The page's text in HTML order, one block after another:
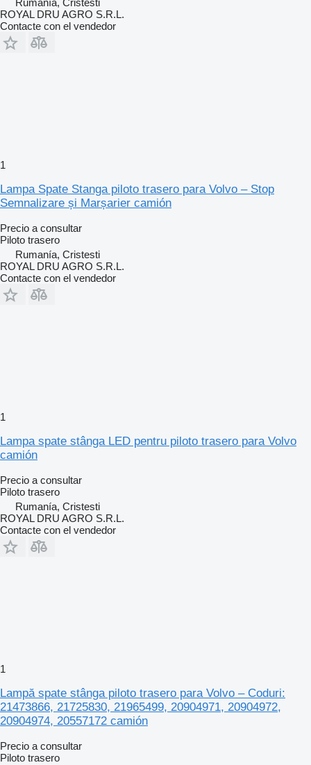
ROYAL DRU AGRO S.R.L.
Contacte con el vendedor
1
Lampa Spate Stanga piloto trasero para Volvo – Stop
Semnalizare și Marșarier camión
Precio a consultar
Piloto trasero
Rumanía, Cristesti
ROYAL DRU AGRO S.R.L.
Contacte con el vendedor
1
Lampa spate stânga LED pentru piloto trasero para Volvo
camión
Precio a consultar
Piloto trasero
Rumanía, Cristesti
ROYAL DRU AGRO S.R.L.
Contacte con el vendedor
1
Lampă spate stânga piloto trasero para Volvo – Coduri:
21473866, 21725830, 21965499, 20904971, 20904972,
20904974, 20557172 camión
Precio a consultar
Piloto trasero